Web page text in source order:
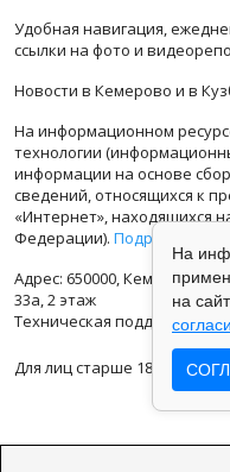
Удобная навигация,
ссылки на фото и
Новости в Кемерово и в
На информационном
технологии
информации на основе
сведений, относящихся к
«Интернет», находящихся
Федерации). Подробная
Адрес: 650000, Кемеровская
33а, 2 этаж
Техническая поддержка:
Для лиц старше 18 лет.
На
на